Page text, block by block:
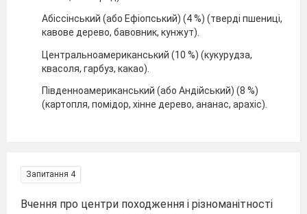
Абіссінський (або Ефіопський) (4 %) (тверді пшениці,
кавове дерево, бавовник, кунжут).
Центральноамериканський (10 %) (кукурудза,
квасоля, гарбуз, какао).
Південноамериканський (або Андійський) (8 %)
(картопля, помідор, хінне дерево, ананас, арахіс).
Запитання 4
Вчення про центри походження і різноманітності